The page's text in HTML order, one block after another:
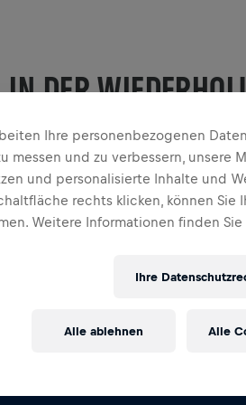
DER
Livestream 2026 an und
FLIESSEN IN
Ihre personenbezogenen
messen und zu verbessern, unsere
und personalisierte Inhalte und
rechts klicken, können Sie
Weitere Informationen finden
Ihre
Alle ablehnen Alle